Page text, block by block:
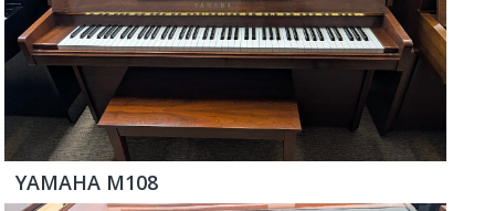
YAMAHA M108